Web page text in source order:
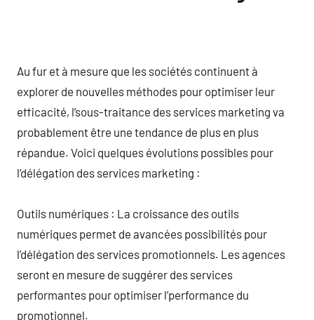
Au fur et à mesure que les sociétés continuent à
explorer de nouvelles méthodes pour optimiser leur
efficacité, l’sous-traitance des services marketing va
probablement être une tendance de plus en plus
répandue. Voici quelques évolutions possibles pour
l’délégation des services marketing :
Outils numériques : La croissance des outils
numériques permet de avancées possibilités pour
l’délégation des services promotionnels. Les agences
seront en mesure de suggérer des services
performantes pour optimiser l’performance du
promotionnel.